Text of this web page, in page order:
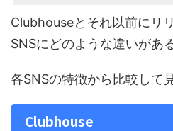
Clubhouseとそれ以前にリ
SNSにどのような違いがあ
各SNSの特徴から比較して
Clubhouse